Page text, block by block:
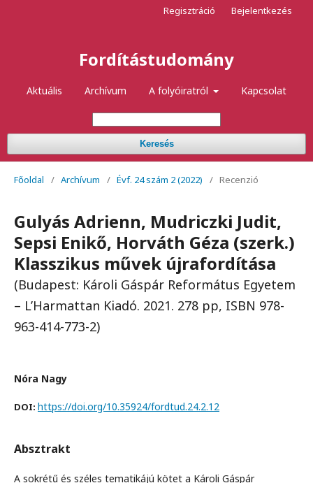
Fordítástudomány
Aktuális Archívum A folyóiratról Kapcsolat
Keresés
Regisztráció Bejelentkezés
Főoldal / Archívum / Évf. 24 szám 2 (2022) / Recenzió
Gulyás Adrienn, Mudriczki Judit,
Sepsi Enikő, Horváth Géza (szerk.)
Klasszikus művek újrafordítása
(Budapest: Károli Gáspár Református Egyetem
– L’Harmattan Kiadó. 2021. 278 pp, ISBN 978-
963-414-773-2)
Nóra Nagy
DOI: https://doi.org/10.35924/fordtud.24.2.12
Absztrakt
A sokrétű és széles tematikájú kötet a Károli Gáspár